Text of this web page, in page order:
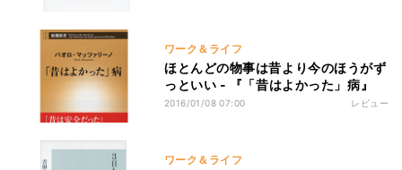
ワーク＆ライフ
ほとんどの物事は昔より今のほうがず
っといい - 『「昔はよかった」病』
2016/01/08 07:00 レビュー
ワーク＆ライフ